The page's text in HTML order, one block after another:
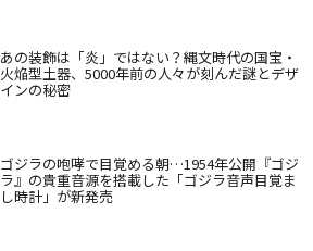
あの装飾は「炎」ではない？縄文時代の国宝・
火焔型土器、5000年前の人々が刻んだ謎とデザ
インの秘密
ゴジラの咆哮で目覚める朝…1954年公開『ゴジ
ラ』の貴重音源を搭載した「ゴジラ音声目覚ま
し時計」が新発売